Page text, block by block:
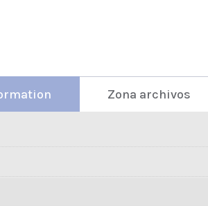
Zona archivos